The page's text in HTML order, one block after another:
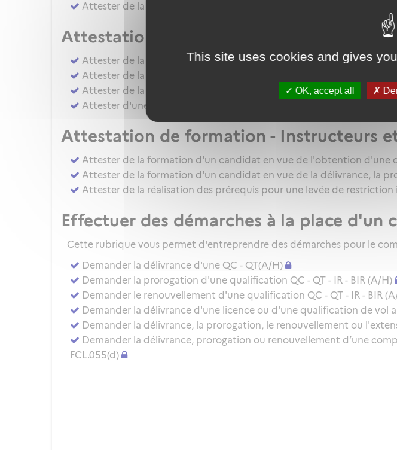
This site uses cookies and gives
OK, accept all
Attester de la formation pratique d'un candidat en vue de la
Attestation de formation - QC/QT/IR/
Attester de la formation pratique d'un candidat en vue de la
Attester de la formation pratique d'un candidat en vue de la
Attester de la formation ou de l'évaluation pour une extension de
Attester d'une évaluation de niveau IRSE
Attestation de formation - Instructeurs
Attester de la formation d'un candidat en vue de l'obtention d'une
Attester de la formation d'un candidat en vue de la délivrance, la
Attester de la réalisation des prérequis pour une levée de
Effectuer des démarches à la place d'un
Cette rubrique vous permet d'entreprendre des démarches pour le
Demander la délivrance d'une QC - QT(A/H)
Demander la prorogation d'une qualification QC - QT - IR - BIR (A/H)
Demander le renouvellement d'une qualification QC - QT - IR - BIR
Demander la délivrance d'une licence ou d'une qualification de vol
Demander la délivrance, la prorogation, le renouvellement ou
Demander la délivrance, prorogation ou renouvellement d’une
FCL.055(d)